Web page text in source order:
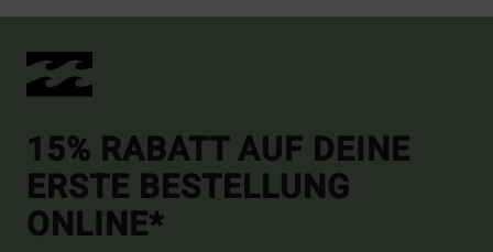
15% RABATT AUF DEINE
ERSTE BESTELLUNG
ONLINE*